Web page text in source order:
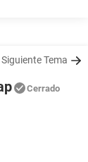
Siguiente Tema
Cerrado